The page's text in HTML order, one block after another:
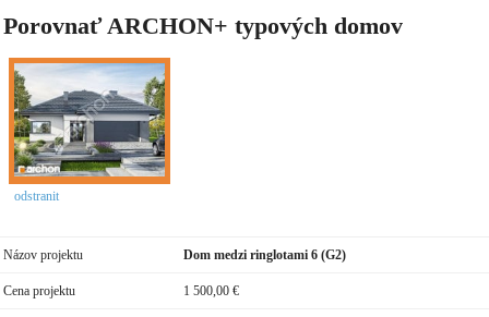
Porovnať ARCHON+ typových domov
odstranit
Názov projektu Dom medzi ringlotami 6 (G2)
Cena projektu 1 500,00 €